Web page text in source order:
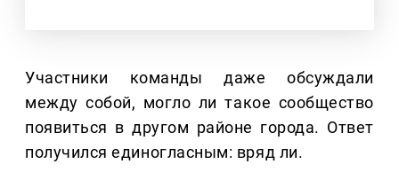
Участники команды даже обсуждали
между собой, могло ли такое сообщество
появиться в другом районе города. Ответ
получился единогласным: вряд ли.